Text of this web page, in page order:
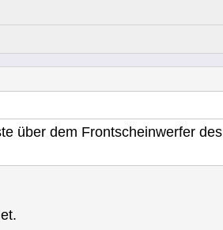
über dem Frontscheinwerfer des